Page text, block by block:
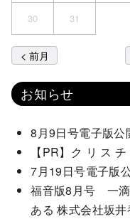
30 31
< 前月
お知らせ
8月9日号電子版公
【PR】ク リ ス
7月19日号電子版
福音版8月号 一滴
ある 株式会社坂